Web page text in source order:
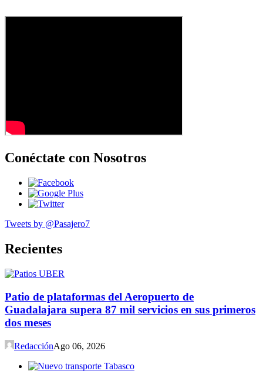
Conéctate con Nosotros
Tweets by @Pasajero7
Recientes
Patio de plataformas del Aeropuerto de
Guadalajara supera 87 mil servicios en sus primeros
dos meses
RedacciónAgo 06, 2026